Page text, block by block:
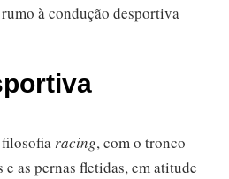
à condução desportiva
racing, com o tronco
as pernas fletidas, em atitude